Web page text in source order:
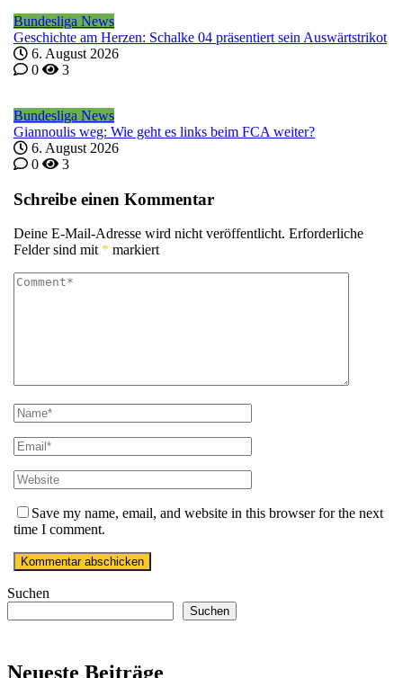
Bundesliga News
Geschichte am Herzen: Schalke 04 präsentiert sein Auswärtstrikot
6. August 2026
0
3
Bundesliga News
Giannoulis weg: Wie geht es links beim FCA weiter?
6. August 2026
0
3
Schreibe einen Kommentar
Deine E-Mail-Adresse wird nicht veröffentlicht. Erforderliche
Felder sind mit * markiert
Save my name, email, and website in this browser for the next
time I comment.
Suchen
Suchen
Neueste Beiträge